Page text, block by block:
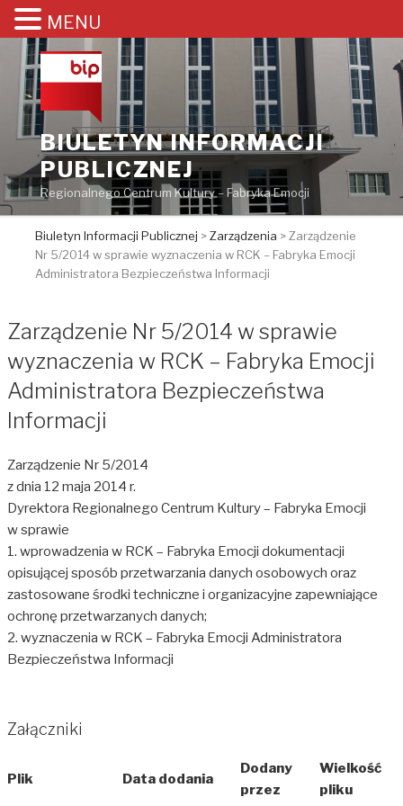
Przejdź
treści
BIULETYN INFORMACJI
PUBLICZNEJ
Regionalnego Centrum Kultury – Fabryka Emocji
Biuletyn Informacji Publicznej >Zarządzenia >Zarządzenie
Nr 5/2014 w sprawie wyznaczenia w RCK – Fabryka Emocji
Administratora Bezpieczeństwa Informacji
Zarządzenie Nr 5/2014 w sprawie
wyznaczenia w RCK – Fabryka Emocji
Administratora Bezpieczeństwa
Informacji
Zarządzenie Nr 5/2014
z dnia 12 maja 2014 r.
Dyrektora Regionalnego Centrum Kultury – Fabryka Emocji
w sprawie
1. wprowadzenia w RCK – Fabryka Emocji dokumentacji
opisującej sposób przetwarzania danych osobowych oraz
zastosowane środki techniczne i organizacyjne zapewniające
ochronę przetwarzanych danych;
2. wyznaczenia w RCK – Fabryka Emocji Administratora
Bezpieczeństwa Informacji
Załączniki
Plik Data dodania
Dodany
przez
Wielkość
pliku
MENU